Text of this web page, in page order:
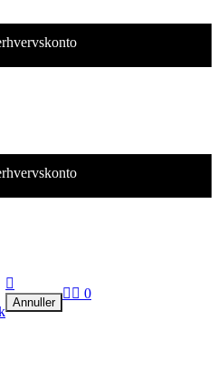

Annuller
  0